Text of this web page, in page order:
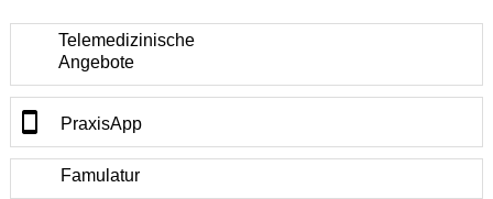
Telemedizinische
Angebote
PraxisApp
Famulatur